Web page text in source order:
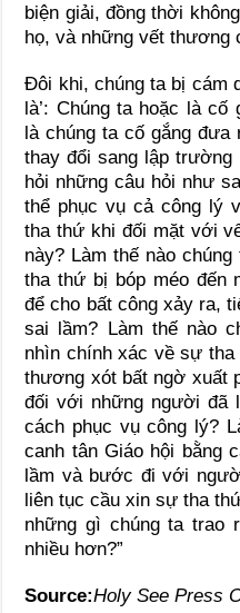
biện giải, đồng thời
họ, và những vết thương
Đôi khi, chúng ta bị cám
là’: Chúng ta hoặc là
là chúng ta cố gắng
thay đổi sang lập trường
hỏi những câu hỏi như
thể phục vụ cả công lý
tha thứ khi đối mặt với
này? Làm thế nào
tha thứ bị bóp méo đến
để cho bất công xảy ra,
sai lầm? Làm thế nào
nhìn chính xác về sự
thương xót bất ngờ xuất
đối với những người đã
cách phục vụ công lý?
canh tân Giáo hội bằng
lầm và bước đi với
liên tục cầu xin sự tha
những gì chúng ta trao
nhiều hơn?”
Source:Holy See Press